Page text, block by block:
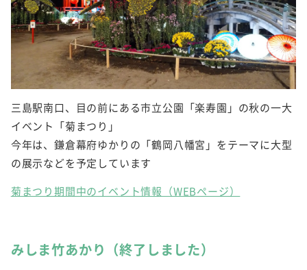
三島駅南口、目の前にある市立公園「楽寿園」の秋の一大
イベント「菊まつり」
今年は、鎌倉幕府ゆかりの「鶴岡八幡宮」をテーマに大型
の展示などを予定しています
菊まつり期間中のイベント情報（WEBページ）
みしま竹あかり（終了しました）